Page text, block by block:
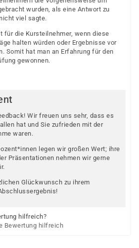
wurden, als eine Antwort zu
viel sagte.
für die Kursteilnehmer, wenn diese
halten würden oder Ergebnisse vor
Somit hat man an Erfahrung für den
gewonnen.
Wir freuen uns sehr, dass es
hat und Sie zufrieden mit der
waren.
legen wir großen Wert; ihre
Präsentationen nehmen wir gerne
Glückwunsch zu ihrem
hilfreich?
Bewertung hilfreich